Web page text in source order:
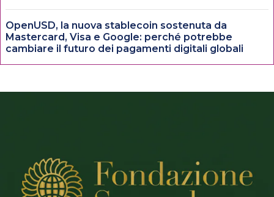
OpenUSD, la nuova stablecoin sostenuta da
Mastercard, Visa e Google: perché potrebbe
cambiare il futuro dei pagamenti digitali globali